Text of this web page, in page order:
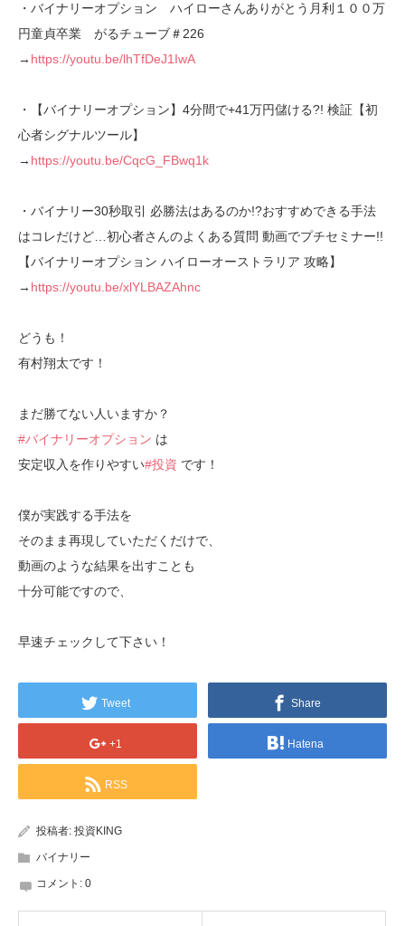
・バイナリーオプション ハイローさんありがとう月利１００万
円童貞卒業 がるチューブ＃226
→ https://youtu.be/lhTfDeJ1IwA
・【バイナリーオプション】4分間で+41万円儲ける?! 検証【初
心者シグナルツール】
→ https://youtu.be/CqcG_FBwq1k
・バイナリー30秒取引 必勝法はあるのか!?おすすめできる手法
はコレだけど…初心者さんのよくある質問 動画でプチセミナー!!
【バイナリーオプション ハイローオーストラリア 攻略】
→ https://youtu.be/xlYLBAZAhnc
どうも！
有村翔太です！
まだ勝てない人いますか？
#バイナリーオプション は
安定収入を作りやすい#投資 です！
僕が実践する手法を
そのまま再現していただくだけで、
動画のような結果を出すことも
十分可能ですので、
早速チェックして下さい！
Tweet Share
+1 Hatena
RSS
投稿者: 投資KING
バイナリー
コメント: 0